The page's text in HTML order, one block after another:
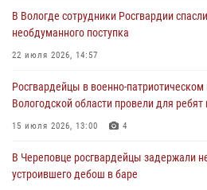
02 августа 2026, 10:37
Росгвардейцы в г. Соколе задержали
31 июля 2026, 06:43
В Вологде стартовал Чемпионат Северо-
29 июля 2026, 13:20
В Вологде сотрудники Росгвардии
необдуманного поступка
22 июля 2026, 14:57
Росгвардейцы в военно-патриотическом
Вологодской области провели для ребят
15 июля 2026, 13:00 4
В Череповце росгвардейцы задержали
устроившего дебош в баре